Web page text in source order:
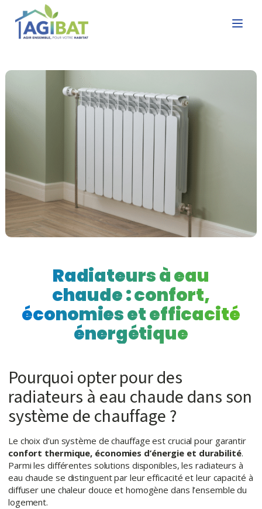
Radiateurs à eau
chaude : confort,
économies et efficacité
énergétique
Pourquoi opter pour des
radiateurs à eau chaude dans son
système de chauffage ?
Le choix d’un système de chauffage est crucial pour garantir
confort thermique, économies d’énergie et durabilité.
Parmi les différentes solutions disponibles, les radiateurs à
eau chaude se distinguent par leur efficacité et leur capacité à
diffuser une chaleur douce et homogène dans l’ensemble du
logement.